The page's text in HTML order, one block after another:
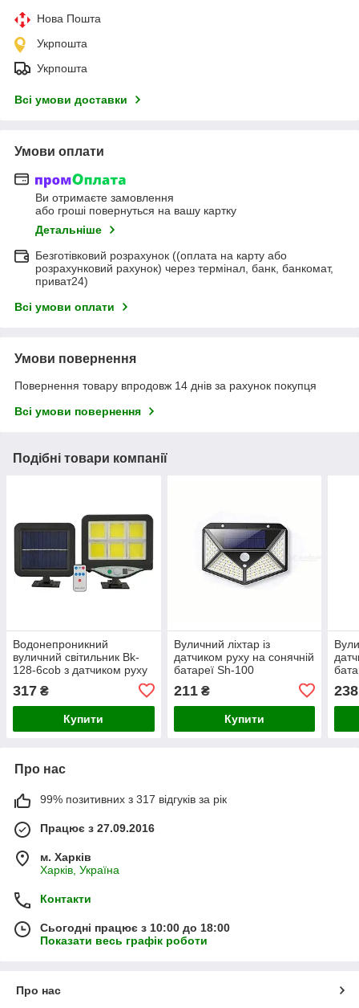
Нова Пошта
Укрпошта
Укрпошта
Всі умови доставки
Умови оплати
Ви отримаєте замовлення
або гроші повернуться на вашу картку
Детальніше
Безготівковий розрахунок ((оплата на карту або
розрахунковий рахунок) через термінал, банк, банкомат,
приват24)
Всі умови оплати
Умови повернення
Повернення товару впродовж 14 днів за рахунок покупця
Всі умови повернення
Подібні товари компанії
Водонепроникний
вуличний світильник Bk-
128-6cob з датчиком руху
панеллю та пультом
317 ₴
Купити
Вуличний ліхтар із
датчиком руху на сонячній
батареї Sh-100
211₴
Купити
238
Про нас
99% позитивних з 317 відгуків за рік
Працює з 27.09.2016
м. Харків
Харків, Україна
Контакти
Сьогодні працює з 10:00 до 18:00
Показати весь графік роботи
Про нас